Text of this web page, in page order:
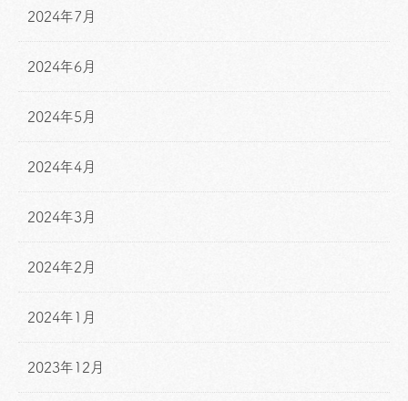
2024年7月
2024年6月
2024年5月
2024年4月
2024年3月
2024年2月
2024年1月
2023年12月